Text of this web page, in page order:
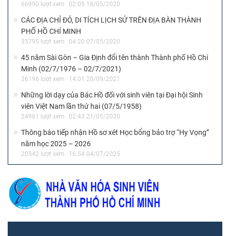
66990 lượt xem 02:05 18/05/2020
CÁC ĐỊA CHỈ ĐỎ, DI TÍCH LỊCH SỬ TRÊN ĐỊA BÀN THÀNH
PHỐ HỒ CHÍ MINH
35795 lượt xem 04:20 07/05/2020
45 năm Sài Gòn – Gia Định đổi tên thành Thành phố Hồ Chí
Minh (02/7/1976 – 02/7/2021)
26196 lượt xem 14:01 20/09/2021
Những lời dạy của Bác Hồ đối với sinh viên tại Đại hội Sinh
viên Việt Nam lần thứ hai (07/5/1958)
24961 lượt xem 02:43 21/05/2020
Thông báo tiếp nhận Hồ sơ xét Học bổng bảo trợ “Hy Vọng”
năm học 2025 – 2026
20542 lượt xem 16:54 04/07/2025